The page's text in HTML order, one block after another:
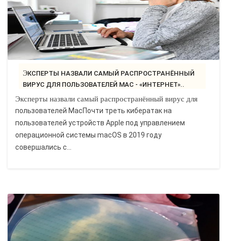
ЭКСПЕРТЫ НАЗВАЛИ САМЫЙ РАСПРОСТРАНЁННЫЙ
ВИРУС ДЛЯ ПОЛЬЗОВАТЕЛЕЙ MAC - «ИНТЕРНЕТ»..
Эксперты назвали самый распространённый вирус для
пользователей MacПочти треть кибератак на
пользователей устройств Apple под управлением
операционной системы macOS в 2019 году
совершались с...